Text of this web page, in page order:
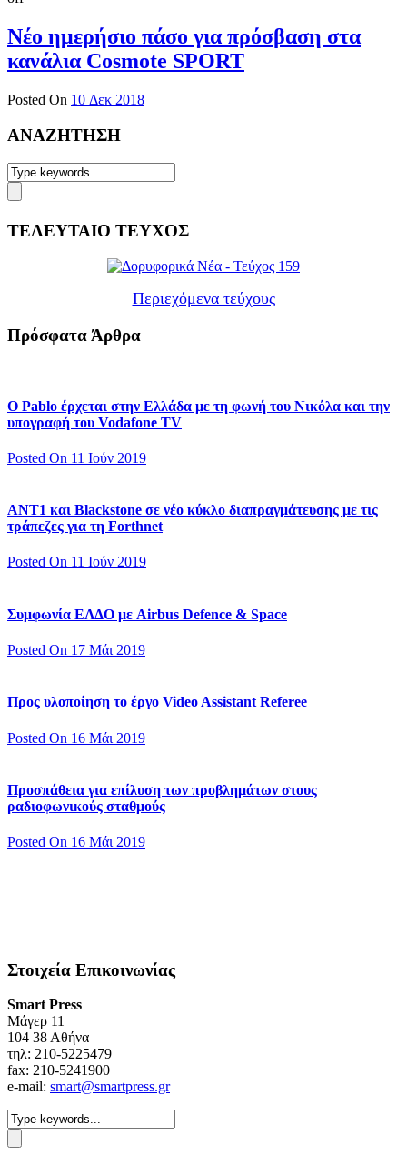
Νέο ημερήσιο πάσο για πρόσβαση στα
κανάλια Cosmote SPORT
Posted On 10 Δεκ 2018
ΑΝΑΖΗΤΗΣΗ
ΤΕΛΕΥΤΑΙΟ ΤΕΥΧΟΣ
Περιεχόμενα τεύχους
Πρόσφατα Άρθρα
Ο Pablo έρχεται στην Ελλάδα με τη φωνή του Νικόλα και την
υπογραφή του Vodafone TV
Posted On 11 Ιούν 2019
ΑΝΤ1 και Blackstone σε νέο κύκλο διαπραγμάτευσης με τις
τράπεζες για τη Forthnet
Posted On 11 Ιούν 2019
Συμφωνία ΕΛΔΟ με Airbus Defence & Space
Posted On 17 Μάι 2019
Προς υλοποίηση το έργο Video Assistant Referee
Posted On 16 Μάι 2019
Προσπάθεια για επίλυση των προβλημάτων στους
ραδιοφωνικούς σταθμούς
Posted On 16 Μάι 2019
Στοιχεία Επικοινωνίας
Smart Press
Mάγερ 11
104 38 Αθήνα
τηλ: 210-5225479
fax: 210-5241900
e-mail: smart@smartpress.gr